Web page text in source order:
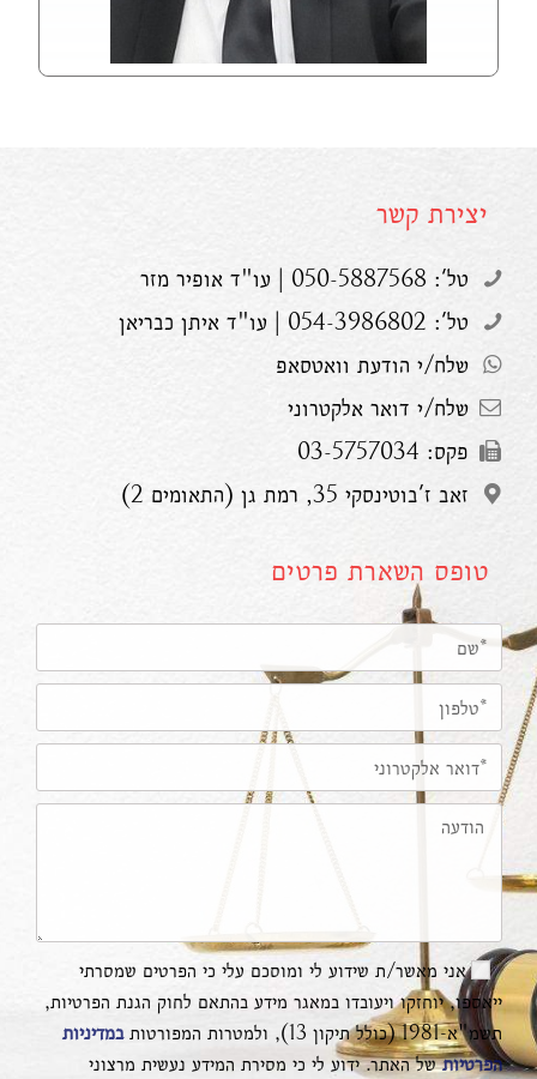
יצירת קשר
טל': 050-5887568 | עו"ד אופיר מזר
טל': 054-3986802 | עו"ד איתן כבריאן
שלח/י הודעת וואטסאפ
שלח/י דואר אלקטרוני
פקס: 03-5757034
זאב ז'בוטינסקי 35, רמת גן (התאומים 2)
טופס השארת פרטים
אני מאשר/ת שידוע לי ומוסכם עלי כי הפרטים שמסרתי
ייאספו, יוחזקו ויעובדו במאגר מידע בהתאם לחוק הגנת הפרטיות,
תשמ"א-1981 (כולל תיקון 13), ולמטרות המפורטות
במדיניות
הפרטיותשל האתר. ידוע לי כי מסירת המידע נעשית מרצוני